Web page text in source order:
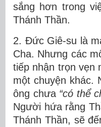
sắng hơn trong
Thánh Thần.
2. Đức Giê-su là
Cha. Nhưng các
tiếp nhận trọn vẹn
một chuyện khác.
ông chưa“có thể
Người hứa rằng
Thánh Thần, sẽ